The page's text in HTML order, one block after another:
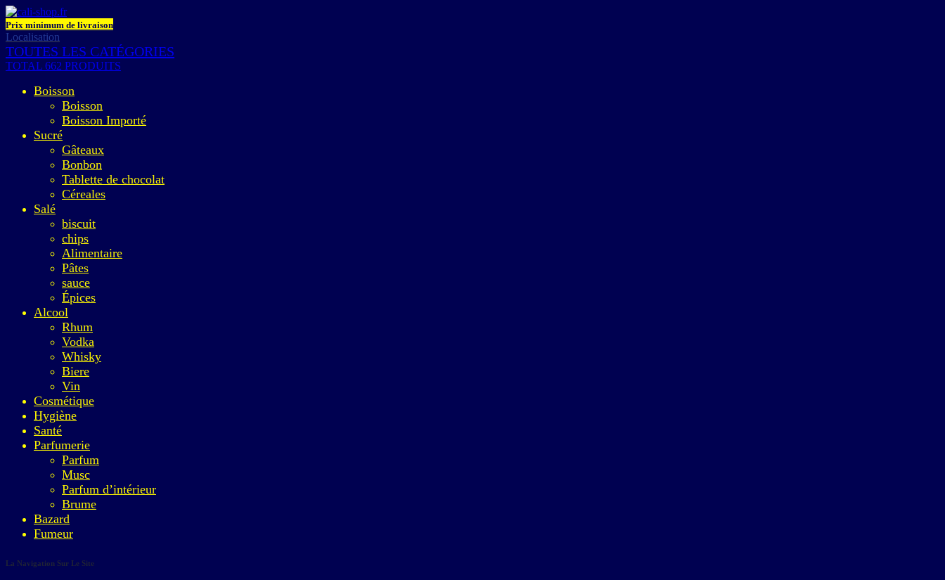
Prix minimum de livraison
Localisation
TOUTES LES CATÉGORIES
TOTAL 662 PRODUITS
Boisson
Boisson
Boisson Importé
Sucré
Gâteaux
Bonbon
Tablette de chocolat
Céreales
Salé
biscuit
chips
Alimentaire
Pâtes
sauce
Épices
Alcool
Rhum
Vodka
Whisky
Biere
Vin
Cosmétique
Hygiène
Santé
Parfumerie
Parfum
Musc
Parfum d’intérieur
Brume
Bazard
Fumeur
La Navigation Sur Le Site